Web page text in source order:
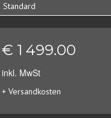
Standard
€ 1 499.00
inkl. MwSt
+ Versandkosten